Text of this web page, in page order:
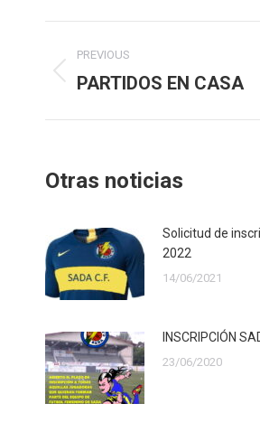
navigation
PREVIOUS
Previous
PARTIDOS EN CASA
Otras noticias
Solicitud de
2022
14/06/2021
INSCRIPCIÓN
23/06/2020